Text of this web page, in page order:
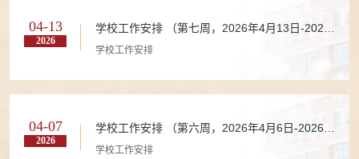
04-13
2026
学校工作安排 （第七周，2026年4月13日-2026
年4月19日）
学校工作安排
04-07
2026
学校工作安排 （第六周，2026年4月6日-2026年
4月12日）
学校工作安排